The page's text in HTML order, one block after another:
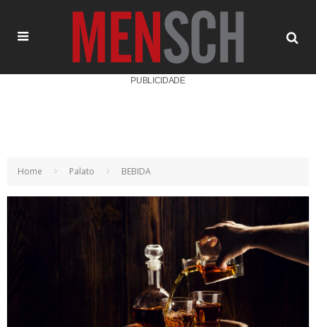
PUBLICIDADE
Home Palato BEBIDA